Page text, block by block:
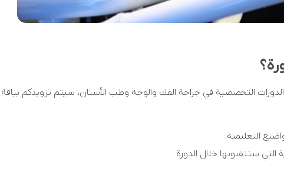
التخصصية في جراحة الفك والوجه وطب الأسنان، سيتم تزويدكم بباقة
التعليمية
التي ستتقنونها خلال الدورة